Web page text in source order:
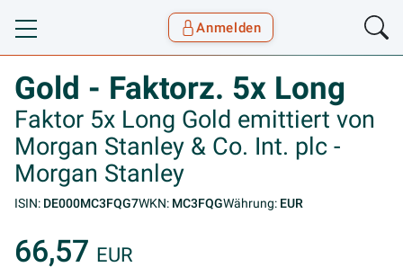
Toggle navigation
Anmelden
Gold - Faktorz. 5x Long
Faktor 5x Long Gold emittiert von
Morgan Stanley & Co. Int. plc -
Morgan Stanley
ISIN: DE000MC3FQG7WKN: MC3FQGWährung: EUR
66,57 EUR